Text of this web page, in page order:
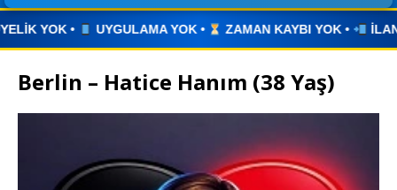
YOK • ZAMAN KAYBI YOK • İLANINIZI YAYINLAYIN •
Berlin – Hatice Hanım (38 Yaş)